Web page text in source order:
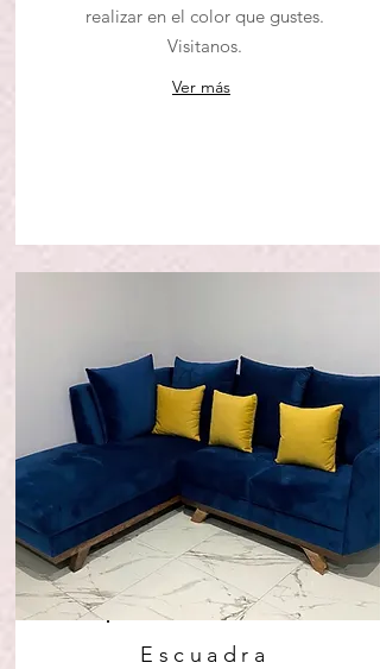
realizar en el color que gustes.
Visitanos.
Ver más
Escuadra